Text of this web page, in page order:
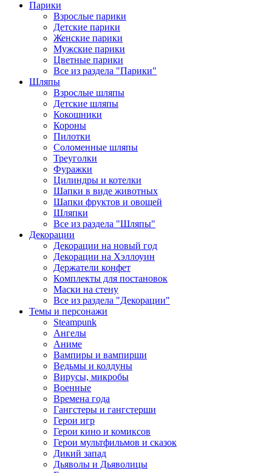
Парики
Взрослые парики
Детские парики
Женские парики
Мужские парики
Цветные парики
Все из раздела "Парики"
Шляпы
Взрослые шляпы
Детские шляпы
Кокошники
Короны
Пилотки
Соломенные шляпы
Треуголки
Фуражки
Цилиндры и котелки
Шапки в виде животных
Шапки фруктов и овощей
Шляпки
Все из раздела "Шляпы"
Декорации
Декорации на новый год
Декорации на Хэллоуин
Держатели конфет
Комплекты для постановок
Маски на стену
Все из раздела "Декорации"
Темы и персонажи
Steampunk
Ангелы
Аниме
Вампиры и вампирши
Ведьмы и колдуны
Вирусы, микробы
Военные
Времена года
Гангстеры и гангстерши
Герои игр
Герои кино и комиксов
Герои мультфильмов и сказок
Дикий запад
Дьяволы и Дьяволицы